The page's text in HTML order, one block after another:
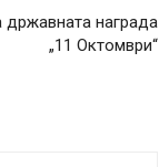
државната награда
„11 Октомври“